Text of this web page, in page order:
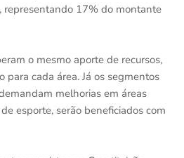
representando 17% do montante
o mesmo aporte de recursos,
para cada área. Já os segmentos
melhorias em áreas
esporte, serão beneficiados com